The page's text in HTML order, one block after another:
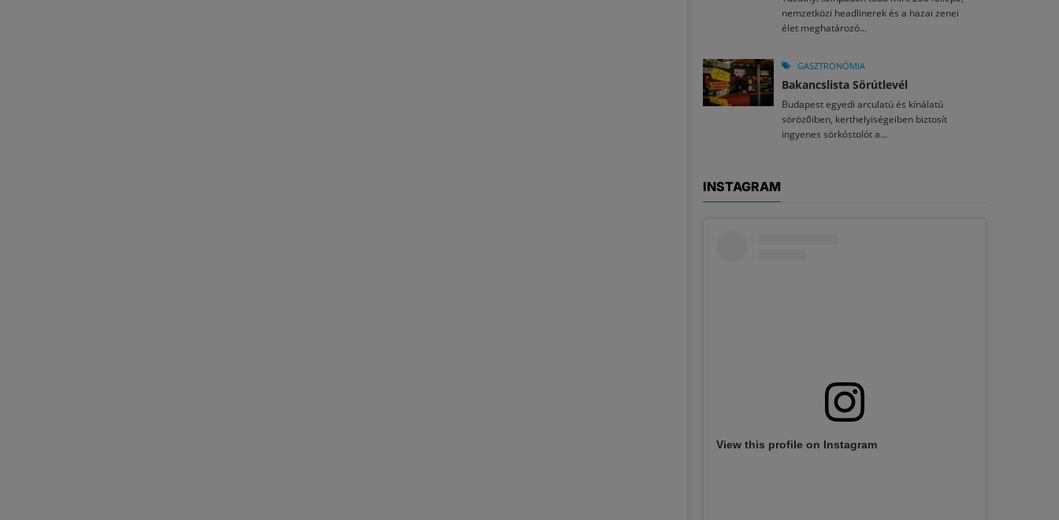
nemzetközi headlinerek és a hazai zenei
élet meghatározó...
GASZTRONÓMIA
Bakancslista Sörútlevél
Budapest egyedi arculatú és kínálatú
sörözőiben, kerthelyiségeiben biztosít
ingyenes sörkóstolót a...
INSTAGRAM
View this profile on Instagram